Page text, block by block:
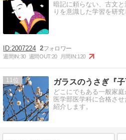
暗記に頼らない、古文
りを意識した学習を研究
2007224 2
週間IN:30 週間OUT:20 月間IN:120
11 ガラスのうさぎ『
どこにでもある一般家
医学部医学科に合格さ
紹介します。